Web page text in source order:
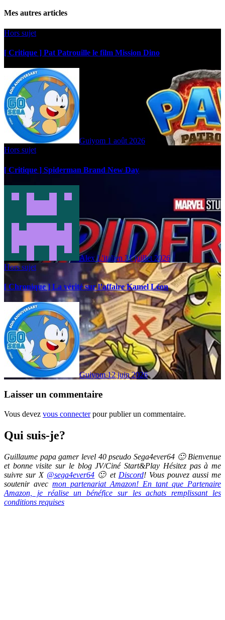
Mes autres articles
Hors sujet
[ Critique ] Pat Patrouille le film Mission Dino
Guiyom 1 août 2026
Hors sujet
[ Critique ] Spiderman Brand New Day
Alex L'italien 31 juillet 2026
Hors sujet
[ Chronique ] La vérité sur l’affaire Kamel Léon
Guiyom12 juin 2026
Laisser un commentaire
Vous devez vous connecterpour publier un commentaire.
Qui suis-je?
Guillaume papa gamer level 40 pseudo Sega4ever64 🙂 Bienvenue
et bonne visite sur le blog JV/Ciné Start&Play Hésitez pas à me
suivre sur X @sega4ever64 🙂 et Discord! Vous pouvez aussi me
soutenir avec mon partenariat Amazon! En tant que Partenaire
Amazon, je réalise un bénéfice sur les achats remplissant les
conditions requises